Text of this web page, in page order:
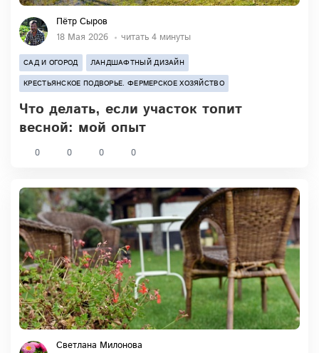
Пётр Сыров
18 Мая 2026
читать 4 минуты
САД И ОГОРОД ЛАНДШАФТНЫЙ ДИЗАЙН
КРЕСТЬЯНСКОЕ ПОДВОРЬЕ. ФЕРМЕРСКОЕ ХОЗЯЙСТВО
Что делать, если участок топит
весной: мой опыт
0 0 0
0
Светлана Милонова